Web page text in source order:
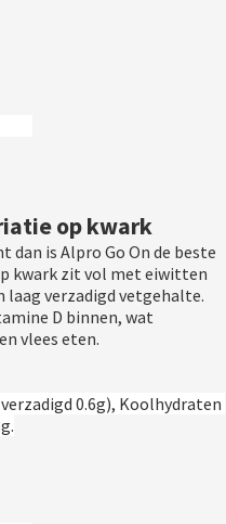
op kwark
dan is Alpro Go On de beste
kwark zit vol met eiwitten
laag verzadigd vetgehalte.
D binnen, wat
vlees eten.
0.6g), Koolhydraten